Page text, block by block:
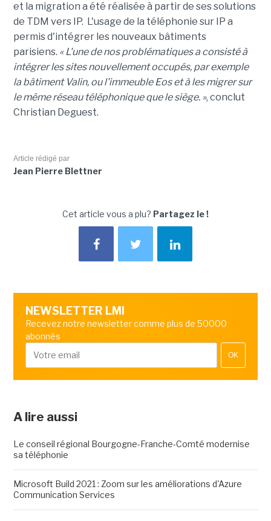
et la migration a été réalisée à partir de ses solutions
de TDM vers IP. L'usage de la téléphonie sur IP a
permis d'intégrer les nouveaux bâtiments
parisiens. « L'une de nos problématiques a consisté à
intégrer les sites nouvellement occupés, par exemple
la bâtiment Valin, ou l'immeuble Eos et à les migrer sur
le même réseau téléphonique que le siège. », conclut
Christian Deguest.
Article rédigé par
Jean Pierre Blettner
Cet article vous a plu? Partagez le !
NEWSLETTER LMI
Recevez notre newsletter comme plus de 50000
abonnés
OK
A lire aussi
Le conseil régional Bourgogne-Franche-Comté modernise
sa téléphonie
Microsoft Build 2021 : Zoom sur les améliorations d'Azure
Communication Services